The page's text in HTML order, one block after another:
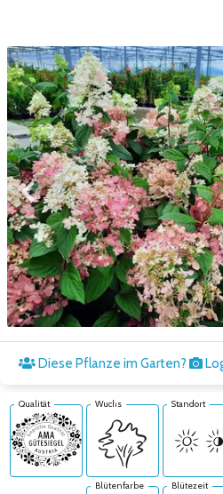
Zum vorigen Bild
Diese Pflanze im Garten?
Qualität Wuchs Standort
Blütenfarbe
Blütezeit